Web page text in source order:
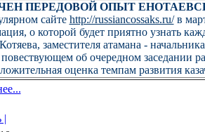
ПЕРЕДОВОЙ ОПЫТ
сайте http://russiancossaks.ru/в
о которой будет приятно узнать
заместителя атамана -
об очередном заседании
оценка темпам развития
|